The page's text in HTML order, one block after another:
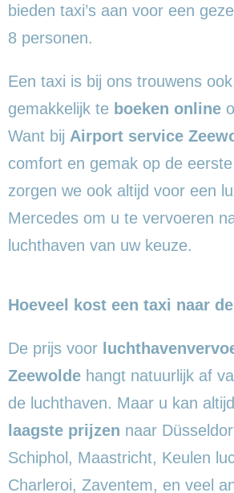
bieden taxi’s aan voor een
8 personen.
Een taxi is bij ons trouwens
gemakkelijk te boeken online
Want bij Airport service
comfort en gemak op de
zorgen we ook altijd voor een
Mercedes om u te vervoeren
luchthaven van uw keuze.
Hoeveel kost een taxi naar
De prijs voor
Zeewolde hangt natuurlijk af
de luchthaven. Maar u kan
laagste prijzen naar
Schiphol, Maastricht, Keulen
Charleroi, Zaventem, en veel